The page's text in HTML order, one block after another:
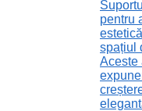
pentru
spațiul
Aceste